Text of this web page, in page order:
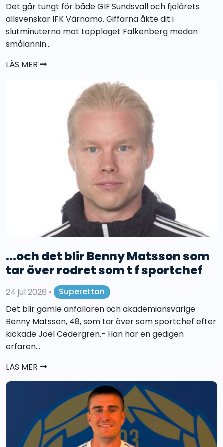
Det går tungt för både GIF Sundsvall och fjolårets
allsvenskar IFK Värnamo. Giffarna åkte dit i
slutminuterna mot topplaget Falkenberg medan
smålännin...
LÄS MER
...och det blir Benny Matsson som
tar över rodret som t f sportchef
24 jul 2026 •
Superettan
Det blir gamle anfallaren och akademiansvarige
Benny Matsson, 48, som tar över som sportchef efter
kickade Joel Cedergren.- Han har en gedigen
erfaren...
LÄS MER